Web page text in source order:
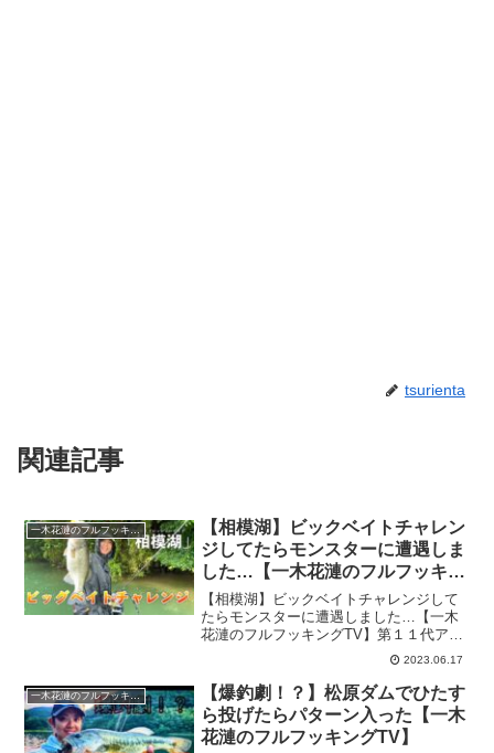
tsurienta
関連記事
一木花漣のフルフッキングTV
【相模湖】ビックベイトチャレン
ジしてたらモンスターに遭遇しま
した…【一木花漣のフルフッキン
グTV】
【相模湖】ビックベイトチャレンジして
たらモンスターに遭遇しました…【一木
花漣のフルフッキングTV】第１１代アン
グラーズアイドル、一木花漣のYouTube
チャンネル・その名も「一木花漣のフル
フッキングTV」！今回は『【相模湖】ビ
ックベイトチャ...
2023.06.17
一木花漣のフルフッキングTV
【爆釣劇！？】松原ダムでひたす
ら投げたらパターン入った【一木
花漣のフルフッキングTV】